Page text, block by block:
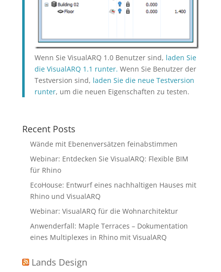
Wenn Sie VisualARQ 1.0 Benutzer sind, laden Sie
die VisualARQ 1.1 runter. Wenn Sie Benutzer der
Testversion sind, laden Sie die neue Testversion
runter, um die neuen Eigenschaften zu testen.
Recent Posts
Wände mit Ebenenversätzen feinabstimmen
Webinar: Entdecken Sie VisualARQ: Flexible BIM
für Rhino
EcoHouse: Entwurf eines nachhaltigen Hauses mit
Rhino und VisualARQ
Webinar: VisualARQ für die Wohnarchitektur
Anwenderfall: Maple Terraces – Dokumentation
eines Multiplexes in Rhino mit VisualARQ
Lands Design